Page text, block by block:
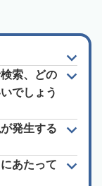
索、どの
でしょう
発生する
あたって